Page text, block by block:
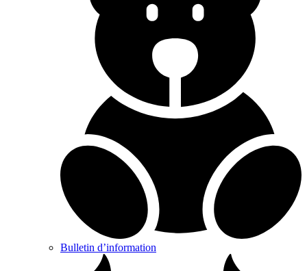
Bulletin d’information